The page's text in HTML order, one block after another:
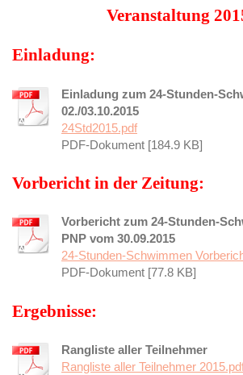
Veranstaltung
Einladung:
Einladung zum 24-Stunden-
02./03.10.2015
24Std2015.pdf
PDF-Dokument [184.9 KB]
Vorbericht in der Zeitung:
Vorbericht zum 24-Stunden-
PNP vom 30.09.2015
24-Stunden-Schwimmen
PDF-Dokument [77.8 KB]
Ergebnisse:
Rangliste aller Teilnehmer
Rangliste aller Teilnehmer